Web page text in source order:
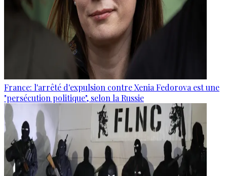
France: l'arrêté d'expulsion contre Xenia Fedorova est une
"persécution politique", selon la Russie